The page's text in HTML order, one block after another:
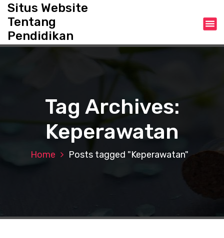
t
Situs Website
Tentang
Pendidikan
Tag Archives:
Keperawatan
Home Posts tagged "Keperawatan"